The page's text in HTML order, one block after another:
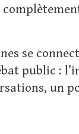
se
public :
un